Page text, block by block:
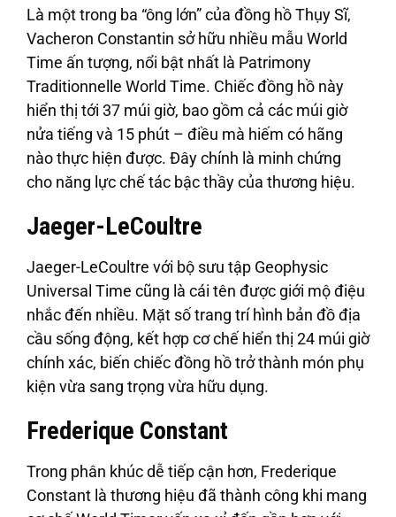
Là một trong ba “ông lớn” của đồng hồ Thụy Sĩ,
Vacheron Constantin sở hữu nhiều mẫu World
Time ấn tượng, nổi bật nhất là Patrimony
Traditionnelle World Time. Chiếc đồng hồ này
hiển thị tới 37 múi giờ, bao gồm cả các múi giờ
nửa tiếng và 15 phút – điều mà hiếm có hãng
nào thực hiện được. Đây chính là minh chứng
cho năng lực chế tác bậc thầy của thương hiệu.
Jaeger-LeCoultre
Jaeger-LeCoultre với bộ sưu tập Geophysic
Universal Time cũng là cái tên được giới mộ điệu
nhắc đến nhiều. Mặt số trang trí hình bản đồ địa
cầu sống động, kết hợp cơ chế hiển thị 24 múi giờ
chính xác, biến chiếc đồng hồ trở thành món phụ
kiện vừa sang trọng vừa hữu dụng.
Frederique Constant
Trong phân khúc dễ tiếp cận hơn, Frederique
Constant là thương hiệu đã thành công khi mang